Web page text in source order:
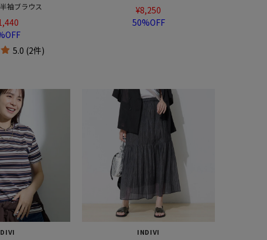
袖ブラウス
5.0 (2件)
¥8,250
50%OFF
INDIVI